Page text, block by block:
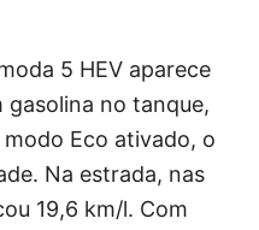
5 HEV aparece
gasolina no tanque,
Eco ativado, o
Na estrada, nas
19,6 km/l. Com